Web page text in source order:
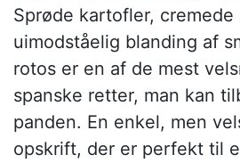
Sprøde kartofler,
uimodståelig blanding af
rotos er en af de mest
spanske retter, man kan
panden. En enkel, men
opskrift, der er perfekt til